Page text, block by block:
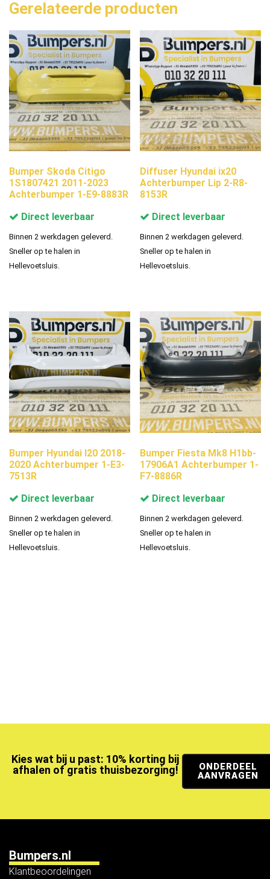
Gerelateerde producten
Bumper Skoda Citigo
1S1807421 2011-2023
Achterbumper 1-E9-8883R
Direct leverbaar
Binnen 2 werkdagen geleverd.
Sneller op te halen in
Hellevoetsluis.
Diffuser Hyundai ix20
Achterbumper Lip 2-R8-
8153R
Direct leverbaar
Binnen 2 werkdagen geleverd.
Sneller op te halen in
Hellevoetsluis.
Bumper Hyundai I20 2018-
2020 Achterbumper 1-E3-
7513R
Direct leverbaar
Binnen 2 werkdagen geleverd.
Sneller op te halen in
Hellevoetsluis.
Bumper Fiesta Mk8 H1bb-
17906A1 Achterbumper 1-
F7-8886R
Direct leverbaar
Binnen 2 werkdagen geleverd.
Sneller op te halen in
Hellevoetsluis.
Kies wat bij u past: 10% korting bij
afhalen of gratis thuisbezorging!
ONDERDEEL
AANVRAGEN
Bumpers.nl
Klantbeoordelingen